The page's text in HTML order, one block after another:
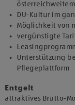
DU-Kultur im
Möglichkeit von
vergünstigte
Unterstützung
Pflegeplattform
Entgelt
attraktives Brutto-